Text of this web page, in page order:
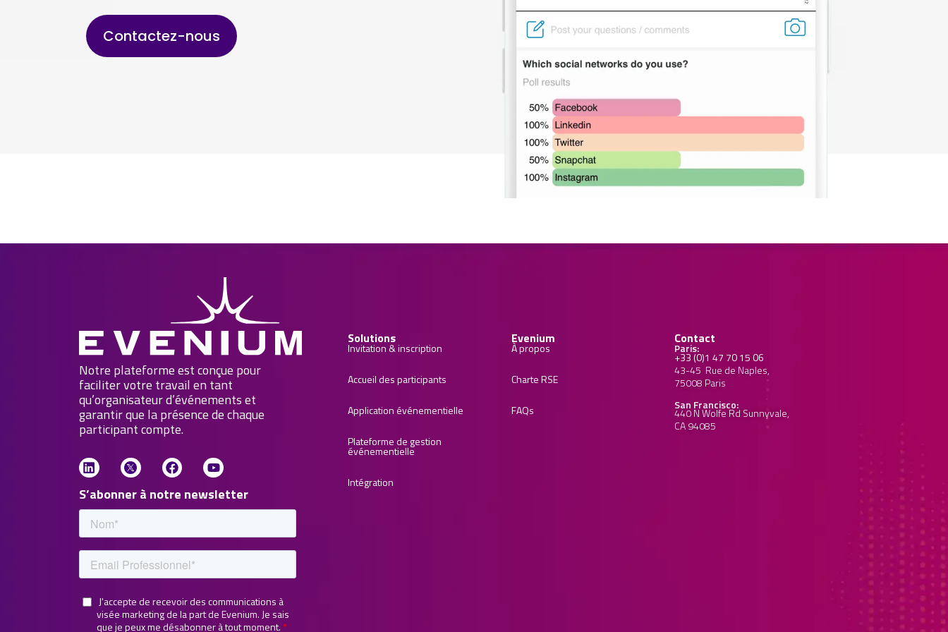
Contactez-nous
Notre plateforme est conçue pour
faciliter votre travail en tant
qu’organisateur d’événements et
garantir que la présence de chaque
participant compte.
S’abonner à notre newsletter
Solutions
Invitation & inscription
Accueil des participants
Application événementielle
Plateforme de gestion
événementielle
Intégration
Evenium
À propos
Charte RSE
FAQs
Contact
Paris:
+33 (0)1 47 70 15 06
43-45 Rue de Naples,
75008 Paris
San Francisco:
440 N Wolfe Rd Sunnyvale,
CA 94085